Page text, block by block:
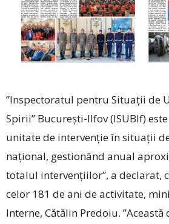
”Inspectoratul pentru Situații de
Spirii” București-Ilfov (ISUBIf)
unitate de intervenție în situații
național, gestionând anual
totalul intervențiilor”, a declarat,
celor 181 de ani de activitate,
Interne, Cătălin Predoiu.